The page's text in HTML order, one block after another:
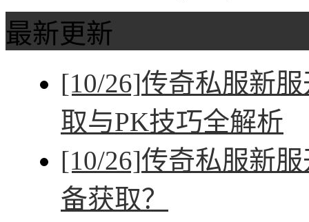
最新更新
[10/26]传奇私服新
取与PK技巧全解析
[10/26]传奇私服新
备获取？